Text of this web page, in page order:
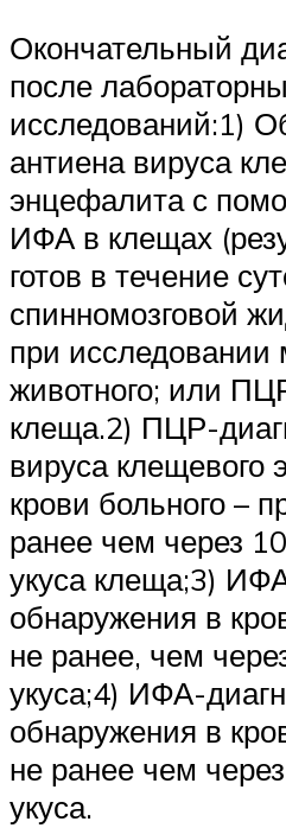
Окончательный
после
исследований:1)
антиена вируса
энцефалита с
ИФА в клещах
готов в течение
спинномозговой
при исследовании
животного; или
клеща.2) ПЦР-
вируса клещевого
крови больного –
ранее чем через
укуса клеща;3)
обнаружения в
не ранее, чем
укуса;4) ИФА-
обнаружения в
не ранее чем
укуса.